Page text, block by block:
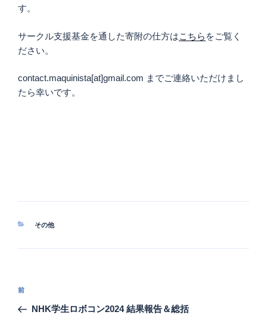
す。
サークル支援基金を通した寄附の仕方はこちら をご覧く
ださい。
contact.maquinista[at]gmail.com までご連絡いただけまし
たら幸いです。
カ
その他
投
ナ
過
去
前
NHK学生ロボコン2024 結果報告＆総括